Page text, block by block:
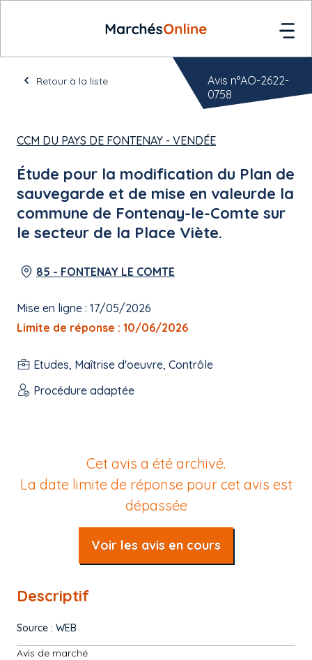
Retour à la liste
CCM DU PAYS DE FONTENAY - VENDÉE
Étude pour la modification du Plan de
sauvegarde et de mise en valeurde la
commune de Fontenay-le-Comte sur
le secteur de la Place Viète.
85 - FONTENAY LE COMTE
Mise en ligne : 17/05/2026
Limite de réponse : 10/06/2026
Etudes, Maîtrise d'oeuvre, Contrôle
Procédure adaptée
Avis n°AO-2622-
0758
Cet avis a été archivé.
La date limite de réponse pour cet avis est
dépassée
Voir les avis en cours
Descriptif
Source : WEB
Avis de marché